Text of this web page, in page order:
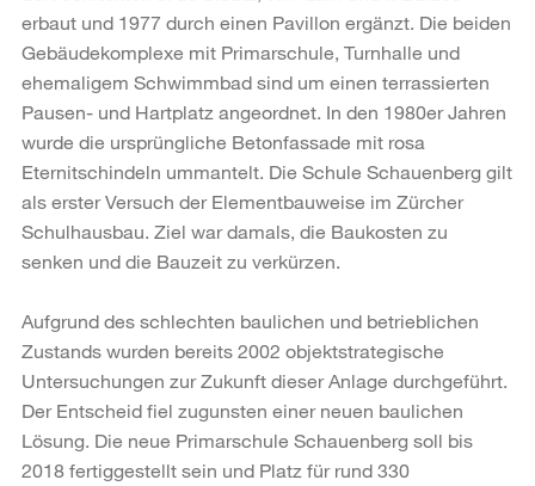
erbaut und 1977 durch einen Pavillon ergänzt. Die beiden
Gebäudekomplexe mit Primarschule, Turnhalle und
ehemaligem Schwimmbad sind um einen terrassierten
Pausen- und Hartplatz angeordnet. In den 1980er Jahren
wurde die ursprüngliche Betonfassade mit rosa
Eternitschindeln ummantelt. Die Schule Schauenberg gilt
als erster Versuch der Elementbauweise im Zürcher
Schulhausbau. Ziel war damals, die Baukosten zu
senken und die Bauzeit zu verkürzen.
Aufgrund des schlechten baulichen und betrieblichen
Zustands wurden bereits 2002 objektstrategische
Untersuchungen zur Zukunft dieser Anlage durchgeführt.
Der Entscheid fiel zugunsten einer neuen baulichen
Lösung. Die neue Primarschule Schauenberg soll bis
2018 fertiggestellt sein und Platz für rund 330